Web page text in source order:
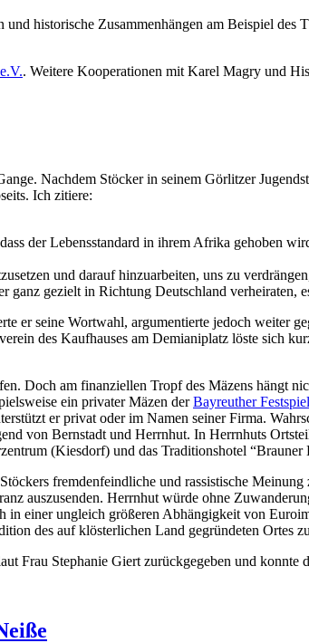
historische Zusammenhängen am Beispiel des
. Weitere Kooperationen mit Karel Magry und
Nachdem Stöcker in seinem Görlitzer
Ich zitiere:
der Lebensstandard in ihrem Afrika gehoben
und darauf hinzuarbeiten, uns zu
gezielt in Richtung Deutschland verheiraten,
er seine Wortwahl, argumentierte jedoch weiter
des Kaufhauses am Demianiplatz löste sich
Doch am finanziellen Tropf des Mäzens hängt
ein privater Mäzen derBayreuther
er privat oder im Namen seiner Firma.
von Bernstadt und Herrnhut. In Herrnhuts
(Kiesdorf) und das Traditionshotel “Brauner
fremdenfeindliche und rassistische
auszusenden. Herrnhut würde ohne
einer ungleich größeren Abhängigkeit von
des auf klösterlichen Land gegründeten Ortes
Frau Stephanie Giert zurückgegeben und konnte